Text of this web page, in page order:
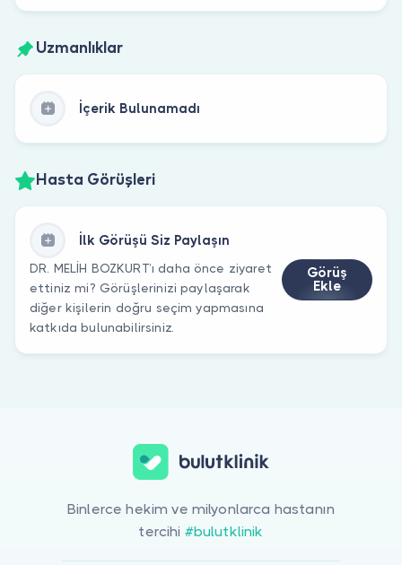
Uzmanlıklar
İçerik Bulunamadı
Hasta Görüşleri
İlk Görüşü Siz Paylaşın
DR. MELİH BOZKURT’ı daha önce ziyaret
ettiniz mi? Görüşlerinizi paylaşarak
diğer kişilerin doğru seçim yapmasına
katkıda bulunabilirsiniz.
Görüş
Ekle
Binlerce hekim ve milyonlarca hastanın
tercihi #bulutklinik